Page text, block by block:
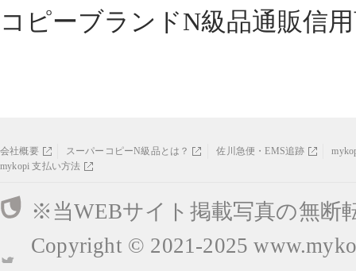
コピーブランドN級品通販信
会社概要 スーパーコピーN級品とは？ 佐川急便・EMS追跡
mykopi 支払い方法
※当WEBサイト掲載写真の無断
Copyright © 2021-2025